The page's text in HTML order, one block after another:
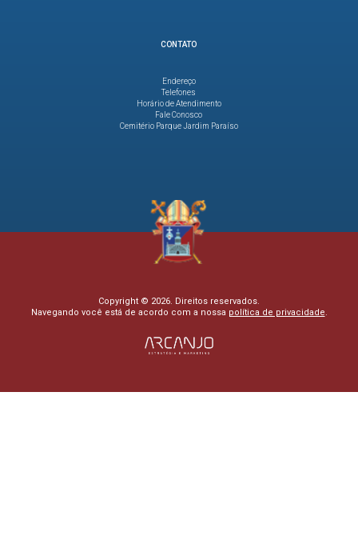
CONTATO
Endereço
Telefones
Horário de Atendimento
Fale Conosco
Cemitério Parque Jardim Paraíso
Copyright © 2026. Direitos reservados.
Navegando você está de acordo com a nossa política de privacidade.